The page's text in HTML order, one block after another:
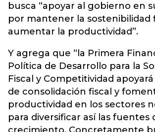
busca “apoyar al gobierno en
por mantener la sostenibilidad
aumentar la productividad”.
Y agrega que “la Primera
Política de Desarrollo para la
Fiscal y Competitividad
de consolidación fiscal y
productividad en los sectores
para diversificar así las fuentes